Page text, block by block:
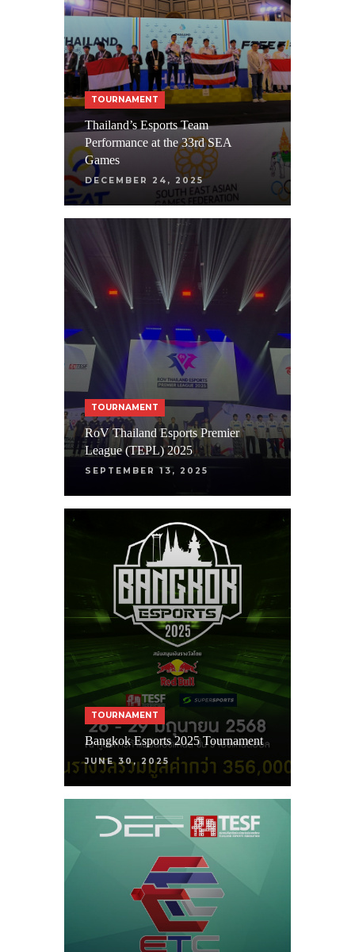
TOURNAMENT
Thailand’s Esports Team
Performance at the 33rd SEA
Games
DECEMBER 24, 2025
TOURNAMENT
RoV Thailand Esports Premier
League (TEPL) 2025
SEPTEMBER 13, 2025
TOURNAMENT
Bangkok Esports 2025 Tournament
JUNE 30, 2025